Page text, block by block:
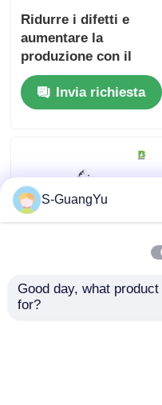
Ridurre i difetti e
aumentare la
produzione con il
nostro sistema di
alimentazione LSR
Invia richiesta
Macchina di
S-GuangYu
Good day, what
for?